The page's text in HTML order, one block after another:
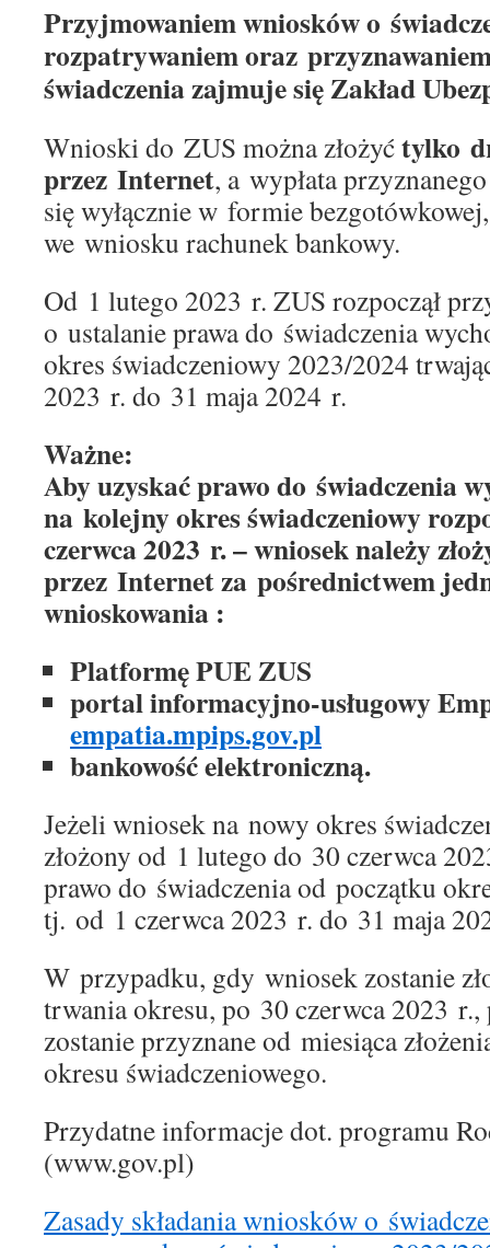
Przyjmowaniem wniosków o
rozpatrywaniem oraz
świadczenia zajmuje się Zakład
Wnioski do ZUS można złożyćtylko
przez Internet, a wypłata
się wyłącznie w formie
we wniosku rachunek bankowy.
Od 1 lutego 2023 r. ZUS rozpoczął
o ustalanie prawa do świadczenia
okres świadczeniowy 2023/2024
2023 r. do 31 maja 2024 r.
Ważne:
Aby uzyskać prawo do świadczenia
na kolejny okres świadczeniowy
czerwca 2023 r. – wniosek należy
przez Internet za pośrednictwem
wnioskowania :
Platformę PUE ZUS
portal informacyjno-usługowy
empatia.mpips.gov.pl
bankowość elektroniczną.
Jeżeli wniosek na nowy okres
złożony od 1 lutego do 30 czerwca
prawo do świadczenia od początku
tj. od 1 czerwca 2023 r. do 31 maja
W przypadku, gdy wniosek zostanie
trwania okresu, po 30 czerwca 2023
zostanie przyznane od miesiąca
okresu świadczeniowego.
Przydatne informacje dot. programu
(www.gov.pl)
Zasady składania wniosków o